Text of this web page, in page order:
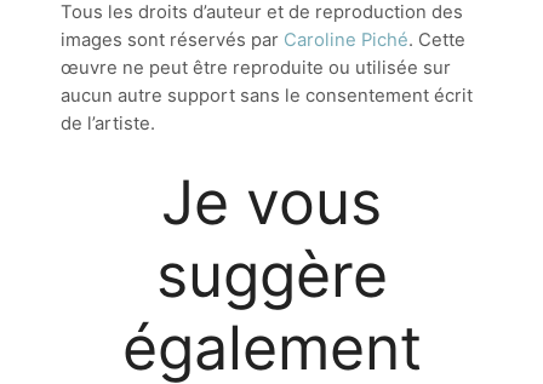
Tous les droits d’auteur et de reproduction des
images sont réservés par Caroline Piché. Cette
œuvre ne peut être reproduite ou utilisée sur
aucun autre support sans le consentement écrit
de l’artiste.
Je vous
suggère
également